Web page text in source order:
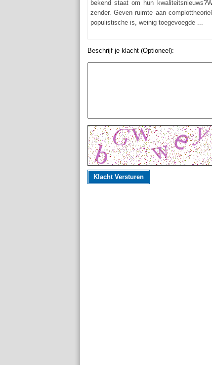
bekend staat om hun
zender. Geven ruimte aan
populistische is, weinig toegevoegde ...
Beschrijf je klacht (Optioneel):
Klacht Versturen